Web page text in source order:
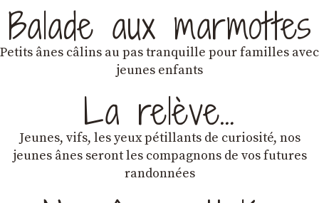
Balade aux marmottes
Petits ânes câlins au pas tranquille pour familles avec
jeunes enfants
La relève…
Jeunes, vifs, les yeux pétillants de curiosité, nos
jeunes ânes seront les compagnons de vos futures
randonnées